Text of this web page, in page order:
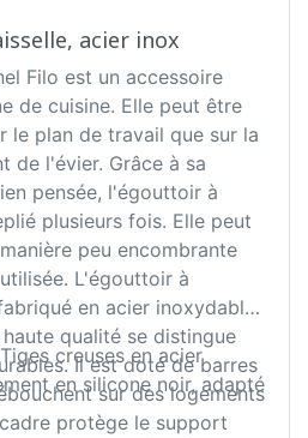
acier inox
Filo est un accessoire
de cuisine. Elle peut être
le plan de travail que sur la
de l'évier. Grâce à sa
pensée, l'égouttoir à
plusieurs fois. Elle peut
peu encombrante
L'égouttoir à
en acier inoxydable
qualité se distingue
Il est doté de barres
sur des logements
protège le support
creuses en acier
en silicone noir, adapté